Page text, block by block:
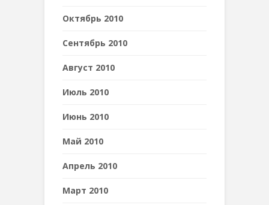
Октябрь 2010
Сентябрь 2010
Август 2010
Июль 2010
Июнь 2010
Май 2010
Апрель 2010
Март 2010